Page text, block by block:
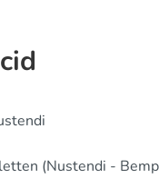
(Nustendi -